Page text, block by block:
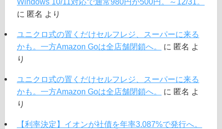
に 匿名 より
ユニクロ式の置くだけセルフレジ、スーパーに来る
かも。一方Amazon Goは全店舗閉鎖へ。
に 匿名 よ
り
ユニクロ式の置くだけセルフレジ、スーパーに来る
かも。一方Amazon Goは全店舗閉鎖へ。
に 匿名 よ
り
【利率決定】イオンが社債を年率3.087%で発行へ。